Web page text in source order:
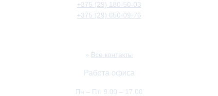
+375 (29) 180-50-03
+375 (29) 650-09-76
» Все контакты
Работа офиса
Пн – Пт: 9.00 – 17.00